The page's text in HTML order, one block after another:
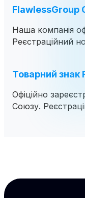
FlawlessGroup
Наша компанія
Реєстраційний
Товарний знак
Офіційно
Союзу.